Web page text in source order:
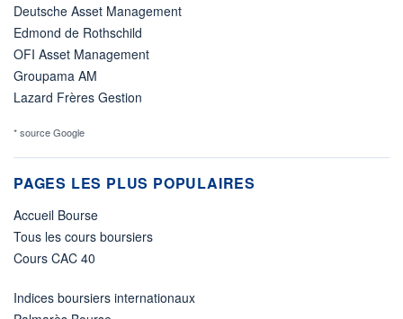
Deutsche Asset Management
Edmond de Rothschild
OFI Asset Management
Groupama AM
Lazard Frères Gestion
* source Google
PAGES LES PLUS POPULAIRES
Accueil Bourse
Tous les cours boursiers
Cours CAC 40
Indices boursiers internationaux